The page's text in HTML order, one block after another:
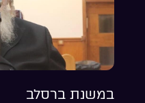
במשנת ברסלב